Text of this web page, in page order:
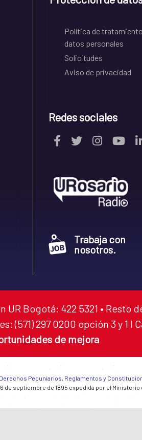
Política de
datos personales
Solicitudes
Aviso de privacidad
Redes sociales
Trabaja con
nosotros.
Bogotá: 422 5321 • Resto
(571) 297 0200 opción 3 y 1 I
de mejora
Derechos Pecuniarios, Reglamentos y
septiembre de 1895 expedida por el Ministerio